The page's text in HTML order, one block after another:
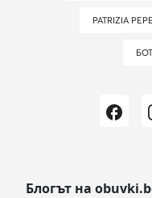
PATRIZIA PEPE
Блогът на